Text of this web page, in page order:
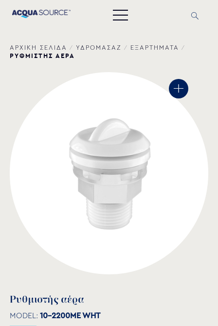
ΑΡΧΙΚΗ ΣΕΛΙΔΑ / ΥΔΡΟΜΑΣΑΖ / ΕΞΑΡΤΗΜΑΤΑ /
ΡΥΘΜΙΣΤΗΣ ΑΕΡΑ
Ρυθμιστής αέρα
MODEL: 10-2200ME WHT